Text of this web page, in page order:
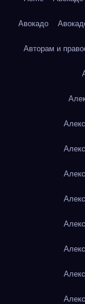
Авокадо
Авторам и